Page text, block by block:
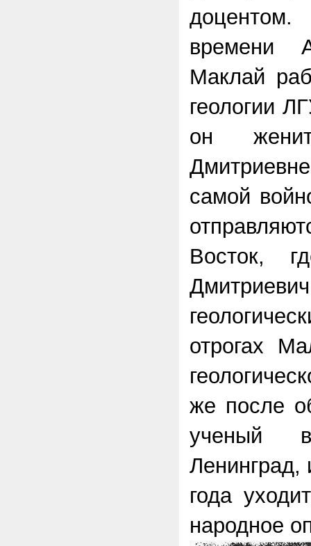
времени
Маклай
геологии
он
самой
Восток,
отрогах
же после
ученый
года
народное